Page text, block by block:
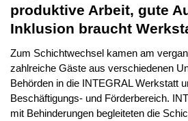
produktive Arbeit, gute
Inklusion braucht
Zum Schichtwechsel kamen am
zahlreiche Gäste aus verschiedenen
Behörden in die INTEGRAL Werkstatt
Beschäftigungs- und Förderbereich.
mit Behinderungen begleiteten die